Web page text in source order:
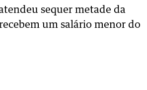
sequer metade da
um salário menor do